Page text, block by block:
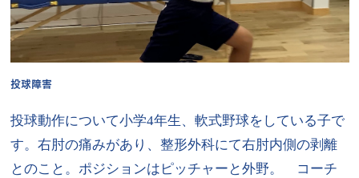
投球障害
投球動作について小学4年生、軟式野球をしている子で
す。右肘の痛みがあり、整形外科にて右肘内側の剥離
とのこと。ポジションはピッチャーと外野。 コーチ